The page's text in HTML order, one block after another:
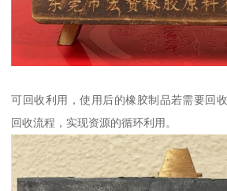
可回收利用，使用后的橡胶制品若需要回
回收流程，实现资源的循环利用。